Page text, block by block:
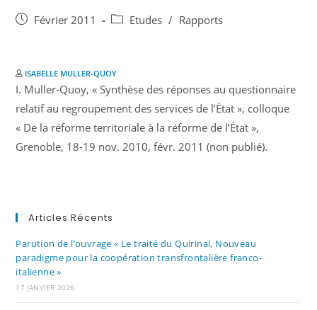
Février 2011 Etudes / Rapports
ISABELLE MULLER-QUOY
I. Muller-Quoy, « Synthèse des réponses au questionnaire
relatif au regroupement des services de l’État », colloque
« De la réforme territoriale à la réforme de l’État »,
Grenoble, 18-19 nov. 2010, févr. 2011 (non publié).
Articles Récents
Parution de l’ouvrage « Le traité du Quirinal, Nouveau
paradigme pour la coopération transfrontalière franco-
italienne »
17 JANVIER 2026